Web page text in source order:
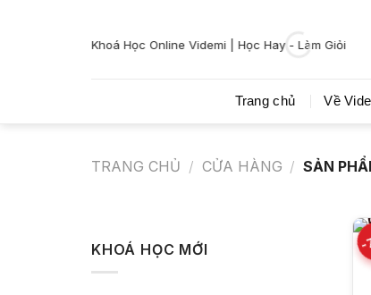
Khoá Học Online Videmi | Học Hay - Làm Giỏi
Trang chủ Về
TRANG CHỦ / CỬA HÀNG / SẢN
KHOÁ HỌC MỚI -